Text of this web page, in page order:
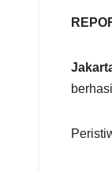
a